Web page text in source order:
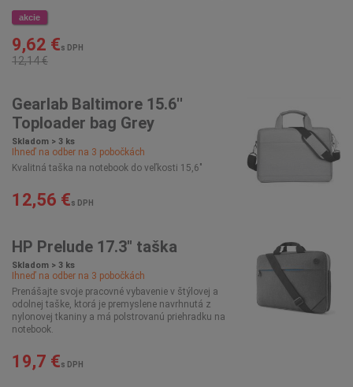
akcie
9,62 €s DPH
12,14 €
Gearlab Baltimore 15.6''
Toploader bag Grey
Skladom > 3 ks
Ihneď na odber na 3 pobočkách
Kvalitná taška na notebook do veľkosti 15,6"
12,56 €s DPH
HP Prelude 17.3" taška
Skladom > 3 ks
Ihneď na odber na 3 pobočkách
Prenášajte svoje pracovné vybavenie v štýlovej a
odolnej taške, ktorá je premyslene navrhnutá z
nylonovej tkaniny a má polstrovanú priehradku na
notebook.
19,7 €s DPH